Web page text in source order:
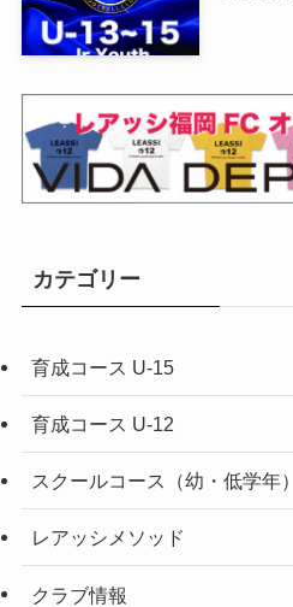
カテゴリー
育成コース U-15
育成コース U-12
スクールコース（幼・低学年）
レアッシメソッド
クラブ情報